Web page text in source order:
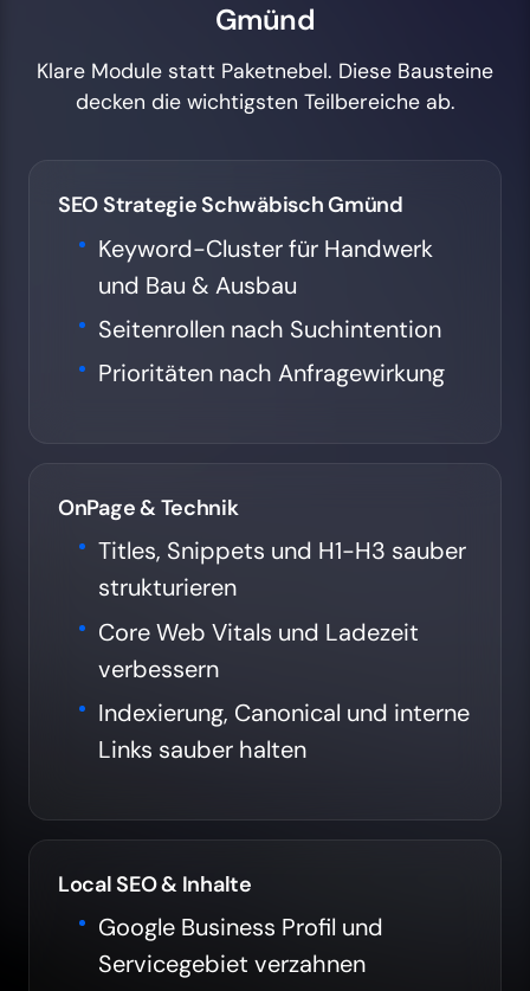
Gmünd
Klare Module statt Paketnebel. Diese Bausteine
decken die wichtigsten Teilbereiche ab.
SEO Strategie Schwäbisch Gmünd
Keyword-Cluster für Handwerk
und Bau & Ausbau
Seitenrollen nach Suchintention
Prioritäten nach Anfragewirkung
OnPage & Technik
Titles, Snippets und H1-H3 sauber
strukturieren
Core Web Vitals und Ladezeit
verbessern
Indexierung, Canonical und interne
Links sauber halten
Local SEO & Inhalte
Google Business Profil und
Servicegebiet verzahnen